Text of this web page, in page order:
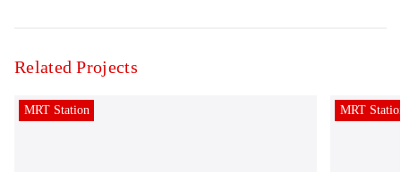
Related Projects
MRT Station MRT